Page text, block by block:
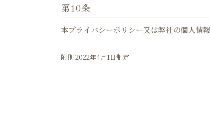
第10条
本プライバシーポリシー又は弊社の個人情
附則 2022年4月1日制定